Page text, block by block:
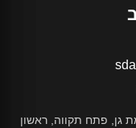
גן, פתח תקווה, ראשון